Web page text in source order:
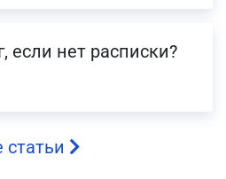
если нет расписки?
статьи